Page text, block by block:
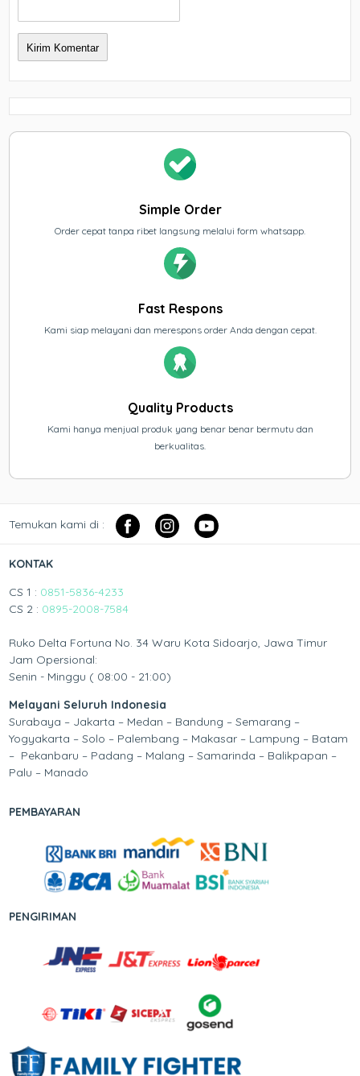
Simple Order
Order cepat tanpa ribet langsung melalui form whatsapp.
Fast Respons
Kami siap melayani dan merespons order Anda dengan cepat.
Quality Products
Kami hanya menjual produk yang benar benar bermutu dan
berkualitas.
Temukan kami di :
KONTAK
CS 1 : 0851-5836-4233
CS 2 : 0895-2008-7584
Ruko Delta Fortuna No. 34 Waru Kota Sidoarjo, Jawa Timur
Jam Opersional:
Senin - Minggu ( 08:00 - 21:00)
Melayani Seluruh Indonesia
Surabaya – Jakarta – Medan – Bandung – Semarang –
Yogyakarta – Solo – Palembang – Makasar – Lampung – Batam
– Pekanbaru – Padang – Malang – Samarinda – Balikpapan –
Palu – Manado
PEMBAYARAN
PENGIRIMAN